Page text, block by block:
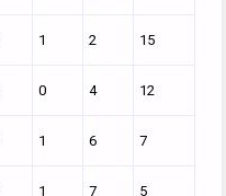
1 2 15
0 4 12
1 6 7
1 7 5